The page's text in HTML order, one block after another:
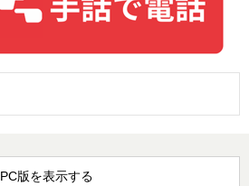
PC版を表示する